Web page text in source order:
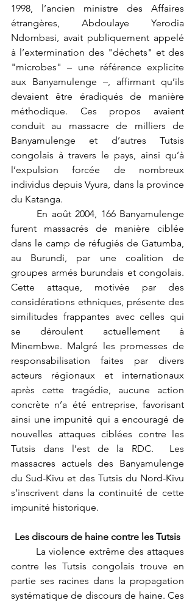
1998, l’ancien ministre des Affaires
étrangères, Abdoulaye Yerodia
Ndombasi, avait publiquement appelé
à l’extermination des "déchets" et des
"microbes" – une référence explicite
aux Banyamulenge –, affirmant qu’ils
devaient être éradiqués de manière
méthodique. Ces propos avaient
conduit au massacre de milliers de
Banyamulenge et d’autres Tutsis
congolais à travers le pays, ainsi qu’à
l’expulsion forcée de nombreux
individus depuis Vyura, dans la province
du Katanga.
furent massacrés de manière ciblée
dans le camp de réfugiés de Gatumba,
au Burundi, par une coalition de
groupes armés burundais et congolais.
Cette attaque, motivée par des
considérations ethniques, présente des
similitudes frappantes avec celles qui
se déroulent actuellement à
Minembwe. Malgré les promesses de
responsabilisation faites par divers
acteurs régionaux et internationaux
après cette tragédie, aucune action
concrète n’a été entreprise, favorisant
ainsi une impunité qui a encouragé de
nouvelles attaques ciblées contre les
Tutsis dans l’est de la RDC.  Les
massacres actuels des Banyamulenge
du Sud-Kivu et des Tutsis du Nord-Kivu
s’inscrivent dans la continuité de cette
impunité historique.
Les discours de haine contre les Tutsis
contre les Tutsis congolais trouve en
partie ses racines dans la propagation
systématique de discours de haine. Ces